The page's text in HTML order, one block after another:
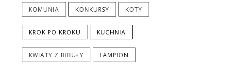
KOMUNIA KONKURSY KOTY
KROK PO KROKU KUCHNIA
KWIATY Z BIBUŁY LAMPION